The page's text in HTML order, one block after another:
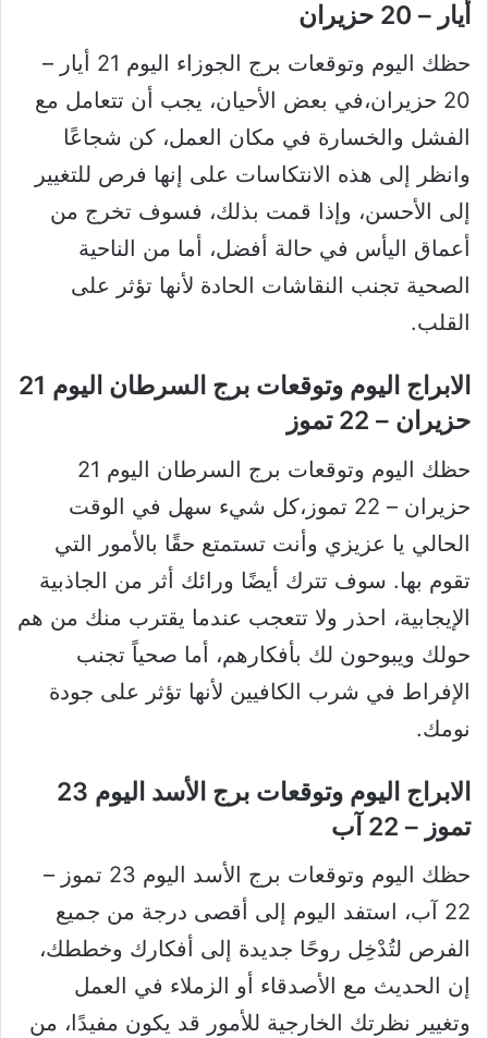
أيار – 20 حزيران
حظك اليوم وتوقعات برج الجوزاء اليوم 21 أيار –
20 حزيران،في بعض الأحيان، يجب أن تتعامل مع
الفشل والخسارة في مكان العمل، كن شجاعًا
وانظر إلى هذه الانتكاسات على إنها فرص للتغيير
إلى الأحسن، وإذا قمت بذلك، فسوف تخرج من
أعماق اليأس في حالة أفضل، أما من الناحية
الصحية تجنب النقاشات الحادة لأنها تؤثر على
القلب.
الابراج اليوم وتوقعات برج السرطان اليوم 21
حزيران – 22 تموز
حظك اليوم وتوقعات برج السرطان اليوم 21
حزيران – 22 تموز،كل شيء سهل في الوقت
الحالي يا عزيزي وأنت تستمتع حقًا بالأمور التي
تقوم بها. سوف تترك أيضًا ورائك أثر من الجاذبية
الإيجابية، احذر ولا تتعجب عندما يقترب منك من هم
حولك ويبوحون لك بأفكارهم، أما صحياً تجنب
الإفراط في شرب الكافيين لأنها تؤثر على جودة
نومك.
الابراج اليوم وتوقعات برج الأسد اليوم 23
تموز – 22 آب
حظك اليوم وتوقعات برج الأسد اليوم 23 تموز –
22 آب، استفد اليوم إلى أقصى درجة من جميع
الفرص لتُدْخِل روحًا جديدة إلى أفكارك وخططك،
إن الحديث مع الأصدقاء أو الزملاء في العمل
وتغيير نظرتك الخارجية للأمور قد يكون مفيدًا، من